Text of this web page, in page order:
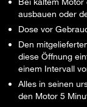
ausbauen oder
Dose vor
Den
diese Öffnung
einem Intervall
Alles in seinen
den Motor 5